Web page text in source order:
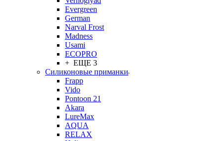
Evergreen
German
Narval Frost
Madness
Usami
ECOPRO
+ ЕЩЕ 3
Силиконовые приманки
Frapp
Vido
Pontoon 21
Akara
LureMax
AQUA
RELAX